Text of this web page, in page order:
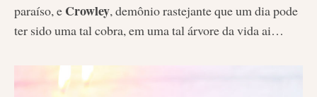
paraíso, e Crowley, demônio rastejante que um dia pode
ter sido uma tal cobra, em uma tal árvore da vida ai…